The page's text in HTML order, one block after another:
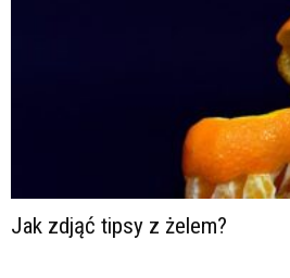
Jak zdjąć tipsy z żelem?